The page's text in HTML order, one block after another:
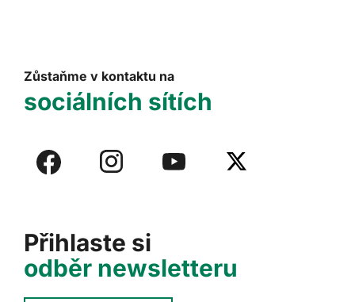
Přihlaste si
odběr newsletteru
Zůstaňme v kontaktu na
sociálních sítích